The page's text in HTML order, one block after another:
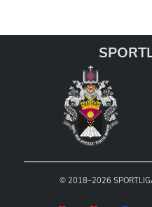
© 2018–2026